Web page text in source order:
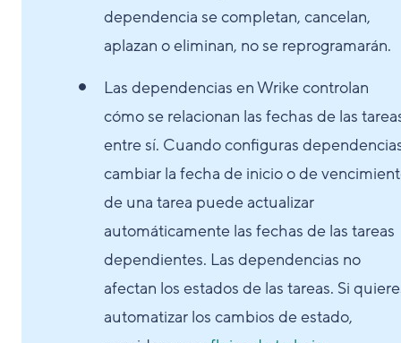
dependencia se completan, cancelan,
aplazan o eliminan, no se reprogramarán.
Las dependencias en Wrike controlan
cómo se relacionan las fechas de las
entre sí. Cuando configuras
cambiar la fecha de inicio o de
de una tarea puede actualizar
automáticamente las fechas de las tareas
dependientes. Las dependencias no
afectan los estados de las tareas. Si
automatizar los cambios de estado,